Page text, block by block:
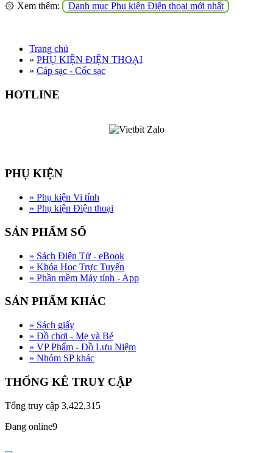
۞ Xem thêm: Danh mục Phụ kiện Điện thoại mới nhất
Trang chủ
» PHỤ KIỆN ĐIỆN THOẠI
» Cáp sạc - Cốc sạc
HOTLINE
PHỤ KIỆN
» Phụ kiện Vi tính
» Phụ kiện Điện thoại
SẢN PHẨM SỐ
» Sách Điện Tử - eBook
» Khóa Học Trực Tuyến
» Phần mềm Máy tính - App
SẢN PHẨM KHÁC
» Sách giấy
» Đồ chơi - Mẹ và Bé
» VP Phẩm - Đồ Lưu Niệm
» Nhóm SP khác
THỐNG KÊ TRUY CẬP
Tổng truy cập 3,422,315
Đang online9